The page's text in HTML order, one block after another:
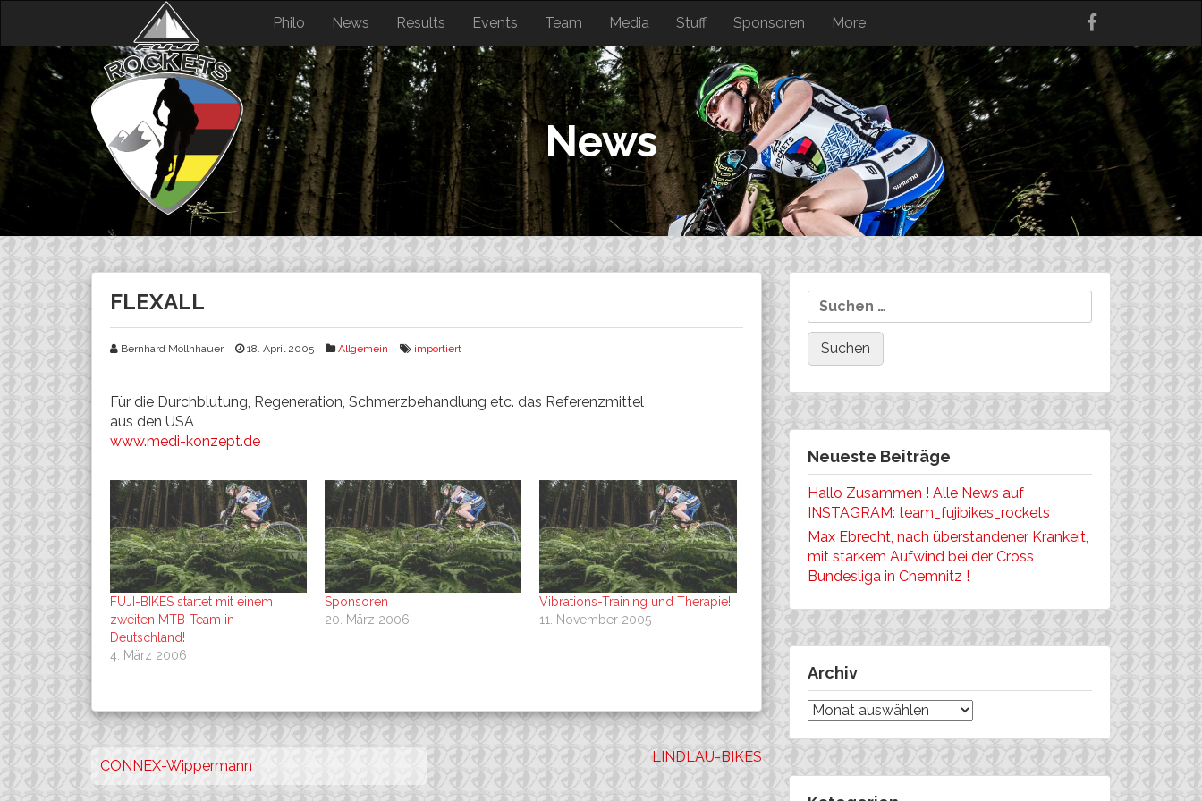
content
Philo News Results Events Team Media Stuff Sponsoren More
News
FLEXALL
Bernhard Mollnhauer 18. April 2005 Allgemein importiert
Für die Durchblutung, Regeneration, Schmerzbehandlung etc. das Referenzmittel
aus den USA
www.medi-konzept.de
FUJI-BIKES startet mit einem
zweiten MTB-Team in
Deutschland!
4. März 2006
Sponsoren
20. März 2006
Vibrations-Training und Therapie!
11. November 2005
Beitragsnavigation
CONNEX-Wippermann
LINDLAU-BIKES
Suchen
nach:
Neueste Beiträge
Hallo Zusammen ! Alle News auf
INSTAGRAM: team_fujibikes_rockets
Max Ebrecht, nach überstandener Krankeit,
mit starkem Aufwind bei der Cross
Bundesliga in Chemnitz !
Archiv
Archiv